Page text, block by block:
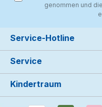
genommen und die
Service-Hotline
Service
Kindertraum